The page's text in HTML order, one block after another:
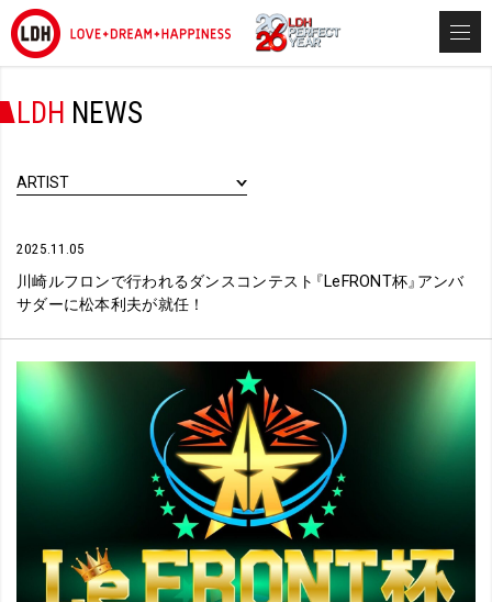
LDH NEWS
ARTIST
2025.11.05
川崎ルフロンで行われるダンスコンテスト『LeFRONT杯』アンバ
サダーに松本利夫が就任！